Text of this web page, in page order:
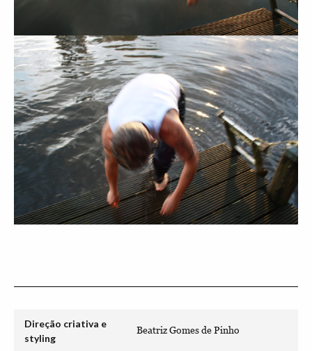
Direção criativa e
styling
Beatriz Gomes de Pinho